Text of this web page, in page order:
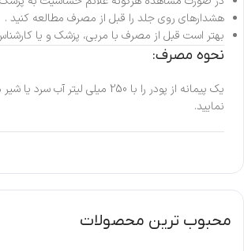
هشدارهای روی جلد را قبل از مصرف مطالعه کنید .
بهتر است قبل از مصرف با مربی، پزشک و یا
نحوه مصرف:
یک پیمانه از پودر را با 250 میلی
نمایید.
محبوب ترین محصولات